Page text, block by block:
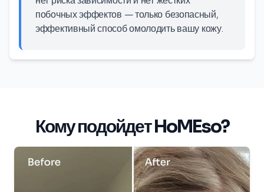
побочных эффектов — только безопасный,
эффективный способ омолодить вашу кожу.
Кому подойдет HoMEso?